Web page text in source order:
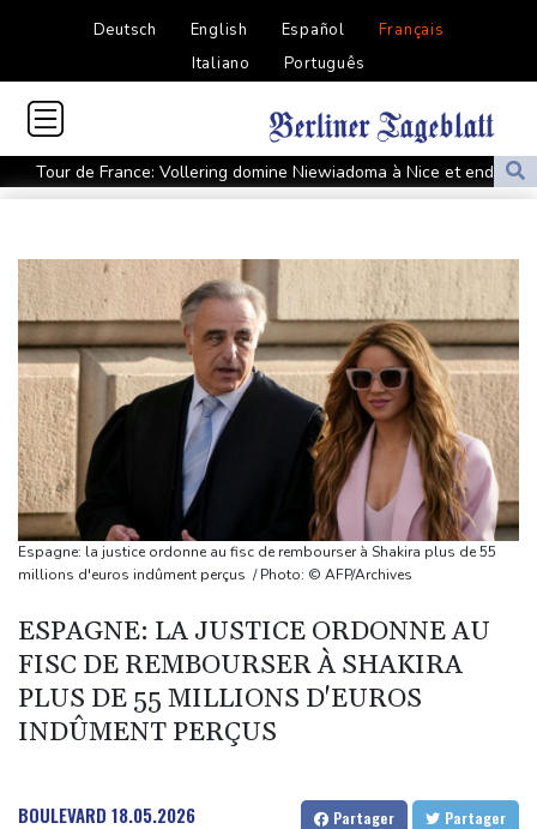
Deutsch English Español
Français
Italiano
Português
Tour de France: Vollering domine Niewiadoma à Nice et endosse
le maillot jaune
mégafeu
Zelensky avertit que l'hiver sera difficile pour l'Ukraine, 4 morts
dans des frappes dans la région de Kiev
Que peut-on attendre du pacte de défense scellé par Ryad,
Ankara et Islamabad?
Foot: le père et agent de Lionel Messi décède à l'âge de 68 ans
Hongrie : le "juge qui a dit non" à Orban choisi par le camp
Magyar pour devenir président
Euro de natation: Léon Marchand forfait sur les 200 et 400 m
quatre nages
Tour de France: la lauréate sortante Pauline Ferrand-Prévot
abandonne avant la 8e étape
Violences sexuelles sur mineurs : le gouvernement se penche
sur les défaillances des enquêtes
Espagne: la justice ordonne au fisc de rembourser à Shakira plus de 55
millions d'euros indûment perçus / Photo: © AFP/Archives
ESPAGNE: LA JUSTICE ORDONNE AU
FISC DE REMBOURSER À SHAKIRA
PLUS DE 55 MILLIONS D'EUROS
INDÛMENT PERÇUS
BOULEVARD 18.05.2026 Partager Partager